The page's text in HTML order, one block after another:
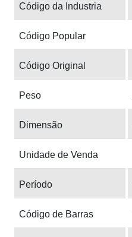
Código da Industria
Código Popular
Código Original
Peso
Dimensão
Unidade de Venda
Período
Código de Barras